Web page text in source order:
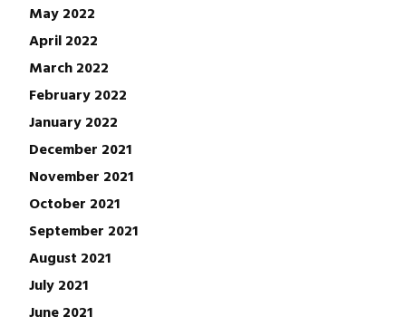
May 2022
April 2022
March 2022
February 2022
January 2022
December 2021
November 2021
October 2021
September 2021
August 2021
July 2021
June 2021